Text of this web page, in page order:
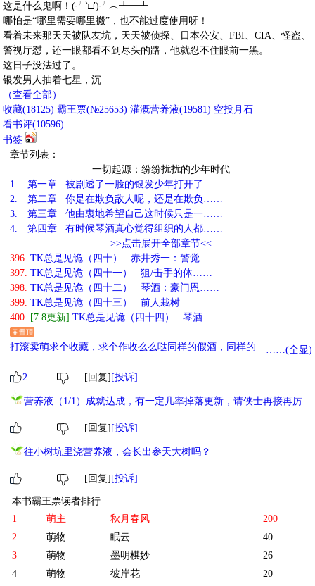
这是什么鬼啊！(╯‵□′)╯︵┻━┻
哪怕是“哪里需要哪里搬”，也不能过度使用呀！
看着未来那天天被队友坑，天天被侦探、日本公安、FBI、CIA、怪盗、
警视厅怼，还一眼都看不到尽头的路，他就忍不住眼前一黑。
这日子没法过了。
银发男人抽着七星，沉
（查看全部）
收藏(18125) 霸王票(№25653) 灌溉营养液(19581) 空投月石
看书评(10596)
书签
章节列表：
一切起源：纷纷扰扰的少年时代
1.
第一章 被剧透了一脸的银发少年打开了……
2.
第二章 你是在欺负敌人呢，还是在欺负……
3.
第三章 他由衷地希望自己这时候只是一……
4.
第四章 有时候琴酒真心觉得组织的人都……
>>点击展开全部章节<<
396. TK总是见诡（四十） 赤井秀一：警觉……
397. TK总是见诡（四十一） 狙/击手的体……
398. TK总是见诡（四十二） 琴酒：豪门恩……
399. TK总是见诡（四十三） 前人栽树
400. [7.8更新] TK总是见诡（四十四） 琴酒……
打滚卖萌求个收藏，求个作收么么哒同样的假酒，同样的跳槽：《假
霓虹警员诸伏君作为警界精英，一直认真负责，以爱国爱人民为人生
目标。
为了消灭行事神秘、隐藏颇深的黑衣组织，他和自己的学弟一起前往
组织做卧底。
在组织里干了不少活，终于取得‘苏格兰’的代号之后，他和代号波本的
学弟见到了组织的核心成员之一。
为什么这个黑衣组织的高层会是自己好久不见的、曾经青梅竹马的小
伙伴啊？！
苏格兰：你不是去ICPO了吗？！
某高层：你不去考警校了吗？！
存稿文求预收：
《酒厂真酒如何与红方卧底达成多角恋》
……(全显)
2 [回复] [投诉]
营养液（1/1）成就达成，有一定几率掉落更新，请侠士再接再厉
[回复] [投诉]
往小树坑里浇营养液，会长出参天大树吗？
[回复] [投诉]
本书霸王票读者排行
1
萌主 秋月春风
200
2
萌物 眠云
40
3
萌物 墨明棋妙
26
4
萌物 彼岸花 20